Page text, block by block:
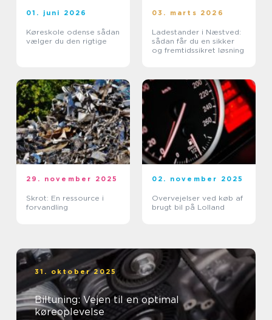
01. juni 2026
Køreskole odense sådan
vælger du den rigtige
03. marts 2026
Ladestander i Næstved:
sådan får du en sikker
og fremtidssikret løsning
29. november 2025
Skrot: En ressource i
forvandling
02. november 2025
Overvejelser ved køb af
brugt bil på Lolland
31. oktober 2025
Biltuning: Vejen til en optimal
køreoplevelse